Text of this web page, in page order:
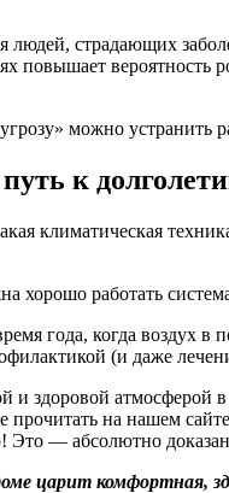
людей, страдающих
повышает
можно
к
климатическая
хорошо работать
года, когда воздух
(и даже
и здоровой
на нашем
Это — абсолютно
царит комфортная,